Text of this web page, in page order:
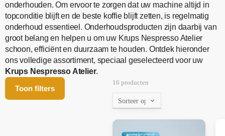
onderhouden. Om ervoor te zorgen dat uw machine altijd in
topconditie blijft en de beste koffie blijft zetten, is regelmatig
onderhoud essentieel. Onderhoudsproducten zijn daarbij van
groot belang en helpen u om uw Krups Nespresso Atelier
schoon, efficiënt en duurzaam te houden. Ontdek hieronder
ons volledige assortiment, speciaal geselecteerd voor uw
Krups Nespresso Atelier.
Toon filters
16 producten